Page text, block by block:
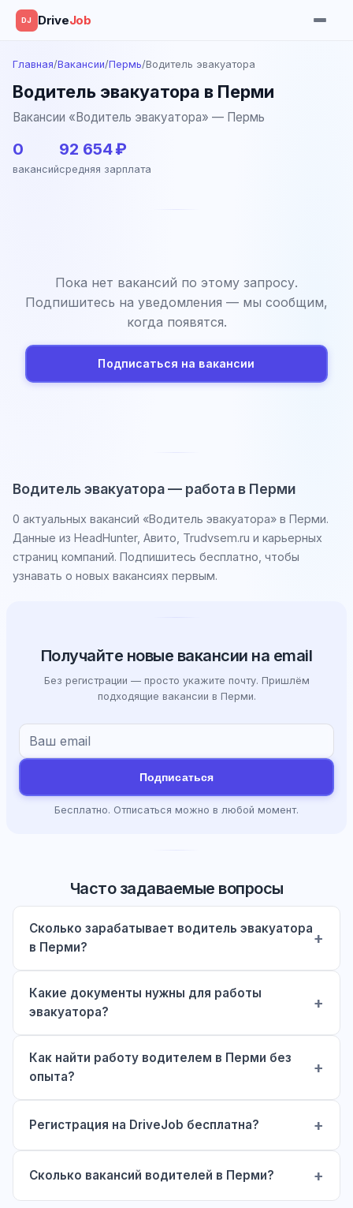
DJ DriveJob
Главная/Вакансии/Пермь/Водитель эвакуатора
Водитель эвакуатора в Перми
Вакансии «Водитель эвакуатора» — Пермь
0
вакансий
92 654 ₽
средняя зарплата
Пока нет вакансий по этому запросу.
Подпишитесь на уведомления — мы сообщим,
когда появятся.
Подписаться на вакансии
Водитель эвакуатора — работа в Перми
0 актуальных вакансий «Водитель эвакуатора» в Перми.
Данные из HeadHunter, Авито, Trudvsem.ru и карьерных
страниц компаний. Подпишитесь бесплатно, чтобы
узнавать о новых вакансиях первым.
Получайте новые вакансии на email
Без регистрации — просто укажите почту. Пришлём
подходящие вакансии в Перми.
Подписаться
Бесплатно. Отписаться можно в любой момент.
Часто задаваемые вопросы
Сколько зарабатывает водитель эвакуатора
в Перми?
Какие документы нужны для работы
эвакуатора?
Как найти работу водителем в Перми без
опыта?
Регистрация на DriveJob бесплатна?
Сколько вакансий водителей в Перми?